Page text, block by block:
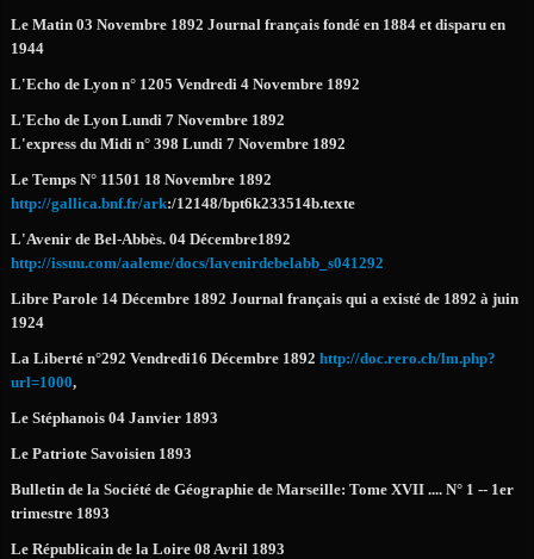
Le Matin 03 Novembre 1892 Journal français fondé en 1884 et disparu en
1944
L'Echo de Lyon n° 1205 Vendredi 4 Novembre 1892
L'Echo de Lyon Lundi 7 Novembre 1892
L'express du Midi n° 398 Lundi 7 Novembre 1892
Le Temps N° 11501 18 Novembre 1892
http://gallica.bnf.fr/ark:/12148/bpt6k233514b.texte
L'Avenir de Bel-Abbès. 04 Décembre1892
http://issuu.com/aaleme/docs/lavenirdebelabb_s041292
Libre Parole 14 Décembre 1892 Journal français qui a existé de 1892 à juin
1924
La Liberté n°292 Vendredi16 Décembre 1892 http://doc.rero.ch/lm.php?
url=1000,
Le Stéphanois 04 Janvier 1893
Le Patriote Savoisien 1893
Bulletin de la Société de Géographie de Marseille: Tome XVII .... N° 1 -- 1er
trimestre 1893
Le Républicain de la Loire 08 Avril 1893